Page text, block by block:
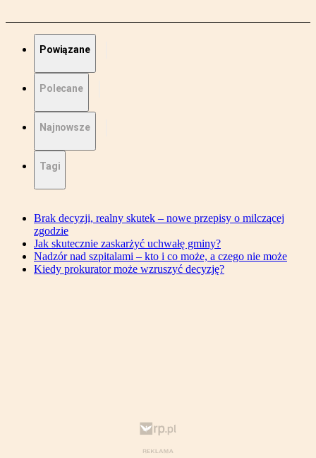
Powiązane
Polecane
Najnowsze
Tagi
Brak decyzji, realny skutek – nowe przepisy o milczącej
zgodzie
Jak skutecznie zaskarżyć uchwałę gminy?
Nadzór nad szpitalami – kto i co może, a czego nie może
Kiedy prokurator może wzruszyć decyzję?